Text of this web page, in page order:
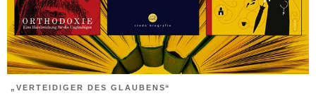
„VERTEIDIGER DES GLAUBENS“